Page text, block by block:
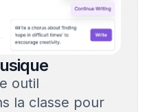
outil
la classe pour